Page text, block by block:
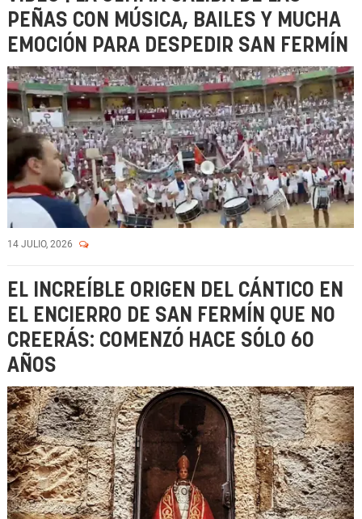
PEÑAS CON MÚSICA, BAILES Y MUCHA
EMOCIÓN PARA DESPEDIR SAN FERMÍN
14 JULIO, 2026
EL INCREÍBLE ORIGEN DEL CÁNTICO EN
EL ENCIERRO DE SAN FERMÍN QUE NO
CREERÁS: COMENZÓ HACE SÓLO 60
AÑOS